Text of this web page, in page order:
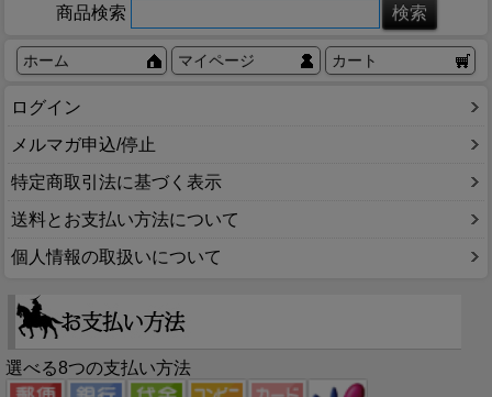
商品検索
ホーム マイページ カート
ログイン
メルマガ申込/停止
特定商取引法に基づく表示
送料とお支払い方法について
個人情報の取扱いについて
選べる8つの支払い方法